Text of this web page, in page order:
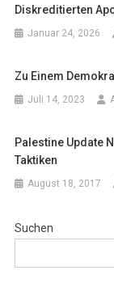
Diskreditierten
Januar 24, 2026
Zu Einem
Juli 14, 2023
Palestine Update
Taktiken
August 18, 2017
Suchen